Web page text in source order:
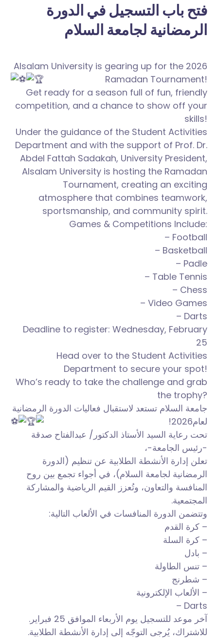
فتح باب التسجيل في الدورة
الرمضانية لجامعة السلام
Alsalam University is gearing up for the 2026
Ramadan Tournament!
Get ready for a season full of fun, friendly
competition, and a chance to show off your
skills!
Under the guidance of the Student Activities
Department and with the support of Prof. Dr.
Abdel Fattah Sadakah, University President,
Alsalam University is hosting the Ramadan
Tournament, creating an exciting
atmosphere that combines teamwork,
sportsmanship, and community spirit.
Games & Competitions Include:
– Football
– Basketball
– Padle
– Table Tennis
– Chess
– Video Games
– Darts
Deadline to register: Wednesday, February
25
Head over to the Student Activities
Department to secure your spot!
Who’s ready to take the challenge and grab
the trophy?
جامعة السلام تستعد لاستقبال فعاليات الدورة الرمضانية
لعام2026!
تحت رعاية السيد الأستاذ الدكتور/ عبدالفتاح صدقة
-رئيس الجامعة-،
تعلن إدارة الأنشطة الطلابية عن تنظيم (الدورة
الرمضانية لجامعة السلام)، في أجواء تجمع بين روح
المنافسة والتعاون، وتُعزز القيم الرياضية والمشاركة
المجتمعية.
وتتضمن الدورة المنافسات في الألعاب التالية:
– كرة القدم
– كرة السلة
– بادل
– تنس الطاولة
– شطرنج
– الألعاب الإلكترونية
– Darts
آخر موعد للتسجيل يوم الأربعاء الموافق 25 فبراير.
للاشتراك، يُرجى التوجّه إلى إدارة الأنشطة الطلابية.